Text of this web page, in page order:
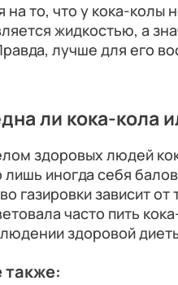
на то, что у кока-колы
жидкостью, а
лучше для его
ли кока-кола
здоровых людей
иногда себя
газировки зависит
часто пить
здоровой
также: